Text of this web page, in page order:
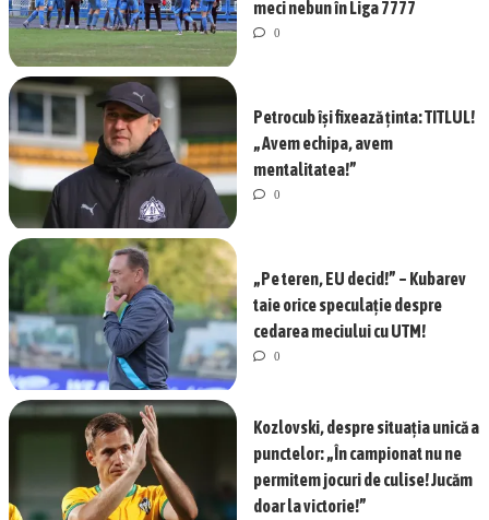
meci nebun în Liga 7777
0
Petrocub își fixează ținta: TITLUL!
„Avem echipa, avem
mentalitatea!”
0
„Pe teren, EU decid!” – Kubarev
taie orice speculație despre
cedarea meciului cu UTM!
0
Kozlovski, despre situația unică a
punctelor: „În campionat nu ne
permitem jocuri de culise! Jucăm
doar la victorie!”